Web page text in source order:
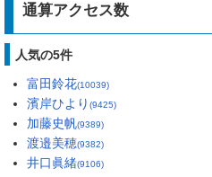
通算アクセス数
人気の5件
富田鈴花(10039)
濱岸ひより (9425)
加藤史帆(9389)
渡邉美穂(9382)
井口眞緒(9106)